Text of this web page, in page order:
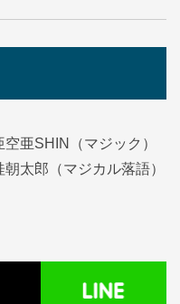
亜SHIN（マジック）
太郎（マジカル落語）